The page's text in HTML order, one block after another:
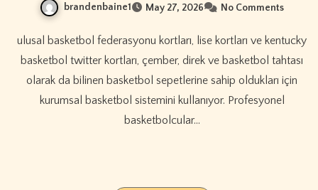
brandenbaine1 May 27, 2026 No Comments
ulusal basketbol federasyonu kortları, lise kortları ve kentucky
basketbol twitter kortları, çember, direk ve basketbol tahtası
olarak da bilinen basketbol sepetlerine sahip oldukları için
kurumsal basketbol sistemini kullanıyor. Profesyonel
basketbolcular…